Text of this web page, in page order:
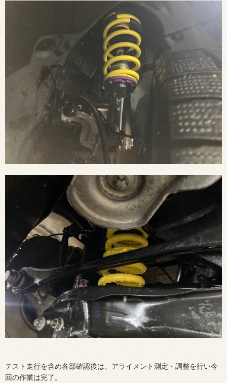
テスト走行を含め各部確認後は、アライメント測定・調整を行い今
回の作業は完了。